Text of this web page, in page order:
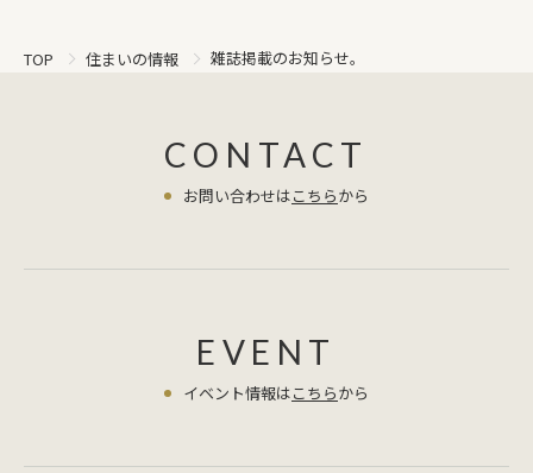
TOP 住まいの情報 雑誌掲載のお知らせ。
CONTACT
お問い合わせはこちらから
EVENT
イベント情報はこちらから